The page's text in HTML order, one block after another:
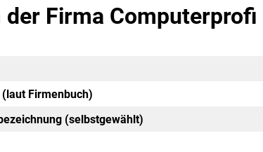
der Firma Computerprofi
Firmenbuch)
(selbstgewählt)